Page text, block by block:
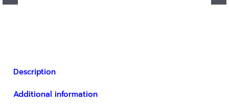
Description
Additional information